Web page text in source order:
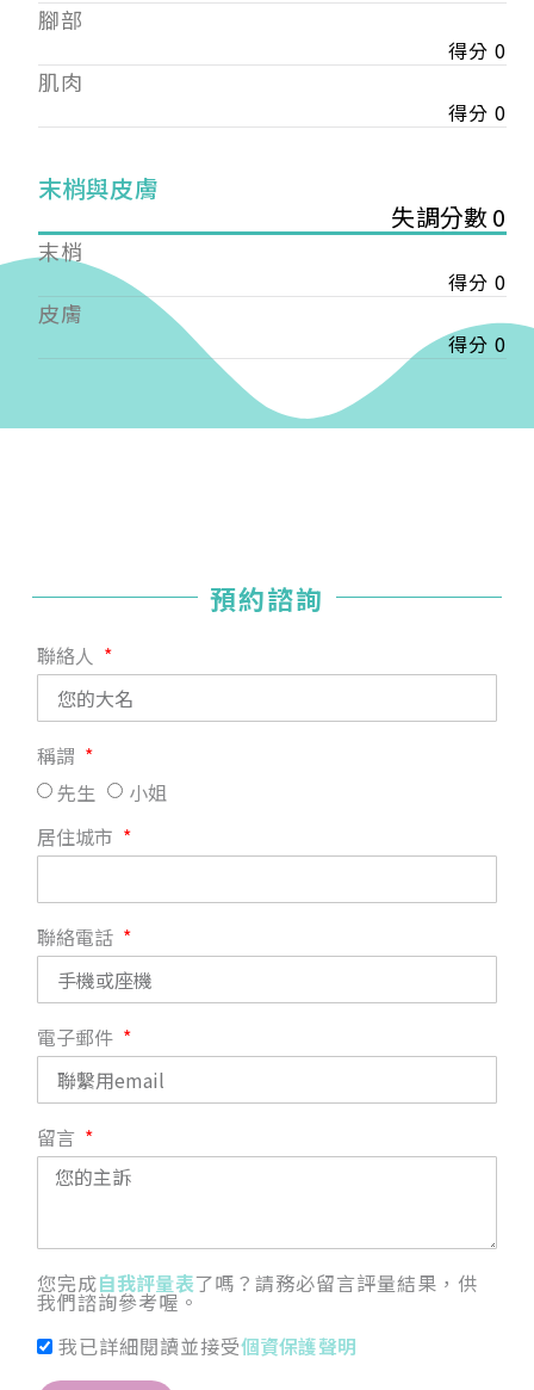
腳部
得分 0
肌肉
得分 0
末梢與皮膚
失調分數 0
末梢
得分 0
皮膚
得分 0
預約諮詢
聯絡人
稱謂
先生
小姐
居住城市
聯絡電話
電子郵件
留言
您完成自我評量表了嗎？請務必留言評量結果，供
我們諮詢參考喔。
我已詳細閱讀並接受個資保護聲明
——
【會費】
個人會員:
入會費新臺幣1200元，於會員入會時繳納；常年會
入會費新臺幣3000元，於會員入會時繳納；常年會
戶名: 社團法人台灣自律神經健康培訓暨發展協會
帳號: 003-03-501566-2
銀行: (013) 國泰世華 南京東路分行